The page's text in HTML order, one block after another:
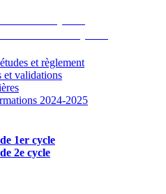
et règlement
et validations
2024-2025
1er cycle
2e cycle